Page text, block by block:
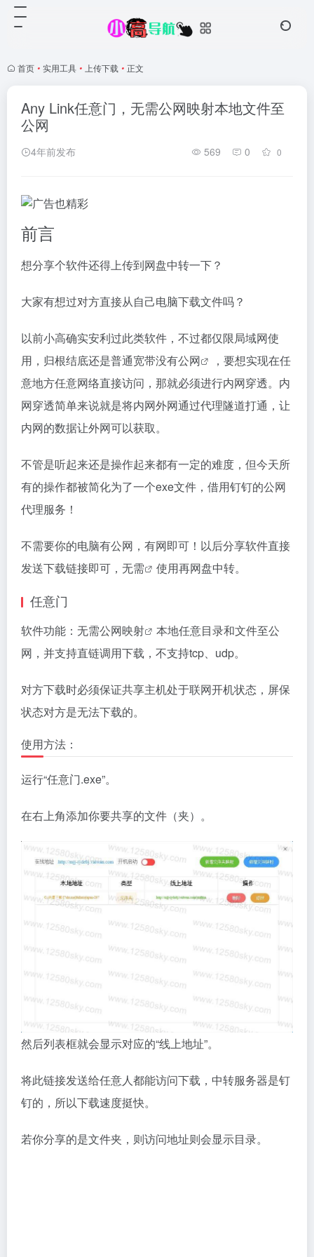
首页 • 实用工具 • 上传下载 • 正文
Any Link任意门，无需公网映射本地文件至
公网
4年前发布 569 0 0
前言
想分享个软件还得上传到网盘中转一下？
大家有想过对方直接从自己电脑下载文件吗？
以前小高确实安利过此类软件，不过都仅限局域网使
用，归根结底还是普通宽带没有公网
，要想实现在任
意地方任意网络直接访问，那就必须进行内网穿透。内
网穿透简单来说就是将内网外网通过代理隧道打通，让
内网的数据让外网可以获取。
不管是听起来还是操作起来都有一定的难度，但今天所
有的操作都被简化为了一个exe文件，借用钉钉的公网
代理服务！
不需要你的电脑有公网，有网即可！以后分享软件直接
发送下载链接即可， 无需 使用再网盘中转。
任意门
软件功能：无需公网映射
本地任意目录和文件至公
网，并支持直链调用下载，不支持tcp、udp。
对方下载时必须保证共享主机处于联网开机状态，屏保
状态对方是无法下载的。
使用方法：
运行“任意门.exe”。
在右上角添加你要共享的文件（夹）。
然后列表框就会显示对应的“线上地址”。
将此链接发送给任意人都能访问下载，中转服务器是钉
钉的，所以下载速度挺快。
若你分享的是文件夹，则访问地址则会显示目录。